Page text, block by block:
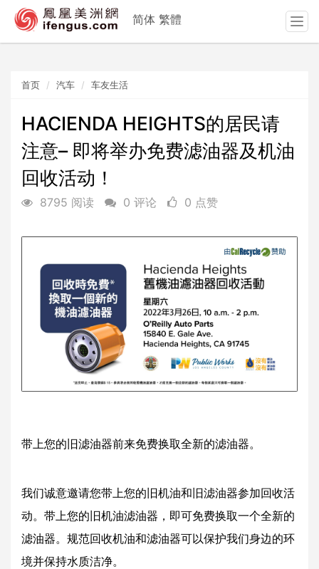
首页 汽车 车友生活
HACIENDA HEIGHTS的居民请
注意– 即将举办免费滤油器及机油
回收活动！
8795 阅读 0 评论 0 点赞
带上您的旧滤油器前来免费换取全新的滤油器。
我们诚意邀请您带上您的旧机油和旧滤油器参加回收活
动。带上您的旧机油滤油器，即可免费换取一个全新的
滤油器。规范回收机油和滤油器可以保护我们身边的环
境并保持水质洁净。
简体 繁體
T
o
v